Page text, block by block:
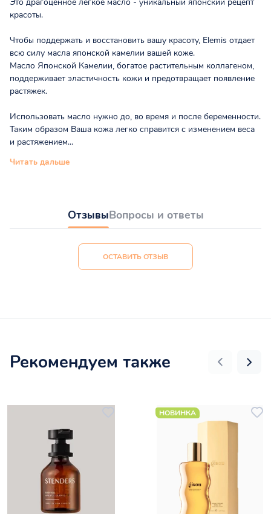
красоты.
Чтобы поддержать и восстановить вашу красоту, Elemis отдает
всю силу масла японской камелии вашей коже.
Масло Японской Камелии, богатое растительным коллагеном,
поддерживает эластичность кожи и предотвращает появление
растяжек.
Использовать масло нужно до, во время и после беременности.
Таким образом Ваша кожа легко справится с изменением веса
и растяжением...
Читать дальше
ОтзывыВопросы и ответы
ОСТАВИТЬ ОТЗЫВ
Рекомендуем также
НОВИНКА